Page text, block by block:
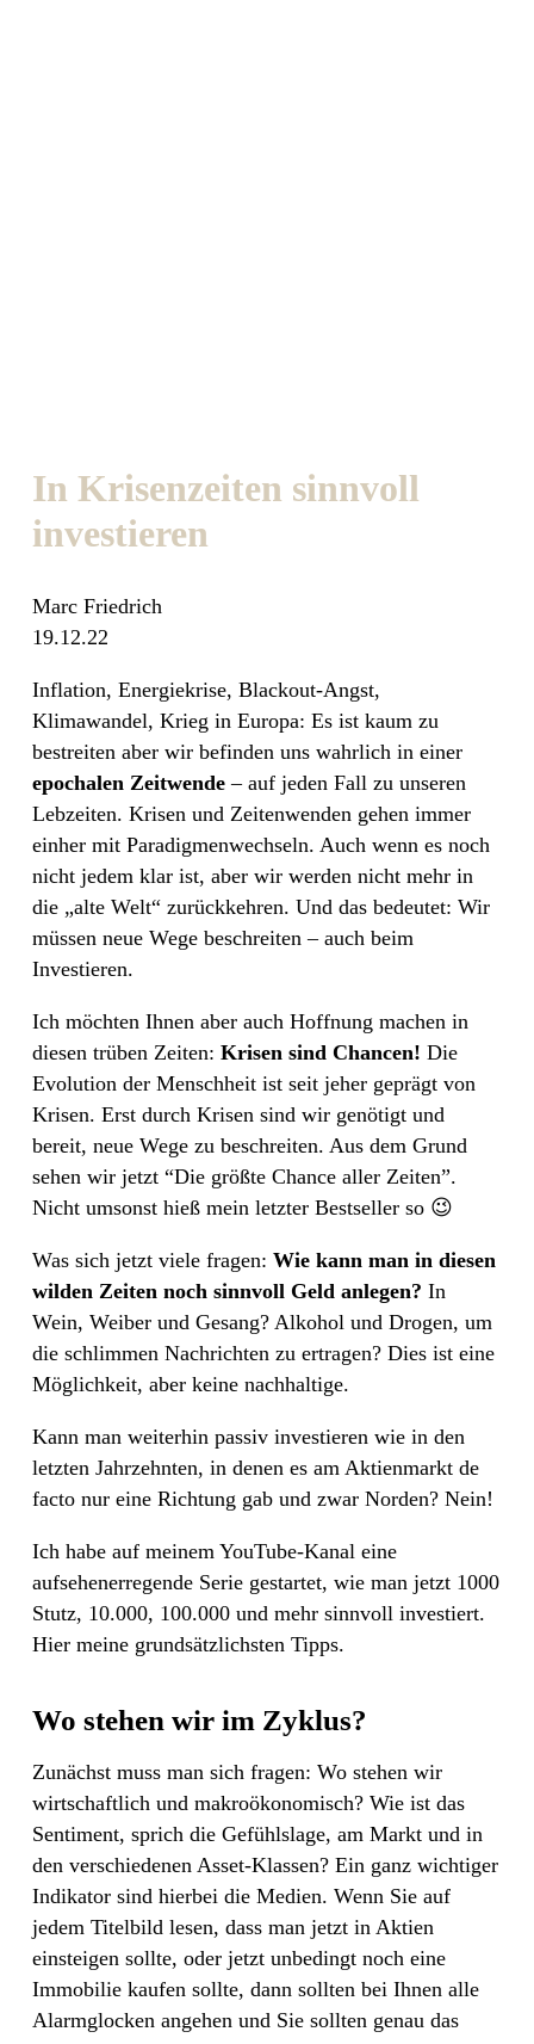
In Krisenzeiten sinnvoll
investieren
Marc Friedrich
19.12.22
Inflation, Energiekrise, Blackout-Angst,
Klimawandel, Krieg in Europa: Es ist kaum zu
bestreiten aber wir befinden uns wahrlich in einer
epochalen Zeitwende – auf jeden Fall zu unseren
Lebzeiten. Krisen und Zeitenwenden gehen immer
einher mit Paradigmenwechseln. Auch wenn es noch
nicht jedem klar ist, aber wir werden nicht mehr in
die „alte Welt“ zurückkehren. Und das bedeutet: Wir
müssen neue Wege beschreiten – auch beim
Investieren.
Ich möchten Ihnen aber auch Hoffnung machen in
diesen trüben Zeiten: Krisen sind Chancen! Die
Evolution der Menschheit ist seit jeher geprägt von
Krisen. Erst durch Krisen sind wir genötigt und
bereit, neue Wege zu beschreiten. Aus dem Grund
sehen wir jetzt “Die größte Chance aller Zeiten”.
Nicht umsonst hieß mein letzter Bestseller so 😉
Was sich jetzt viele fragen: Wie kann man in diesen
wilden Zeiten noch sinnvoll Geld anlegen? In
Wein, Weiber und Gesang? Alkohol und Drogen, um
die schlimmen Nachrichten zu ertragen? Dies ist eine
Möglichkeit, aber keine nachhaltige.
Kann man weiterhin passiv investieren wie in den
letzten Jahrzehnten, in denen es am Aktienmarkt de
facto nur eine Richtung gab und zwar Norden? Nein!
Ich habe auf meinem YouTube-Kanal eine
aufsehenerregende Serie gestartet, wie man jetzt 1000
Stutz, 10.000, 100.000 und mehr sinnvoll investiert.
Hier meine grundsätzlichsten Tipps.
Wo stehen wir im Zyklus?
Zunächst muss man sich fragen: Wo stehen wir
wirtschaftlich und makroökonomisch? Wie ist das
Sentiment, sprich die Gefühlslage, am Markt und in
den verschiedenen Asset-Klassen? Ein ganz wichtiger
Indikator sind hierbei die Medien. Wenn Sie auf
jedem Titelbild lesen, dass man jetzt in Aktien
einsteigen sollte, oder jetzt unbedingt noch eine
Immobilie kaufen sollte, dann sollten bei Ihnen alle
Alarmglocken angehen und Sie sollten genau das